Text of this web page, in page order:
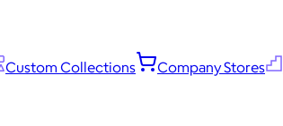
Custom Collections Company Stores